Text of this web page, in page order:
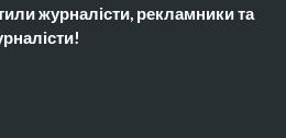
журналісти, рекламники та